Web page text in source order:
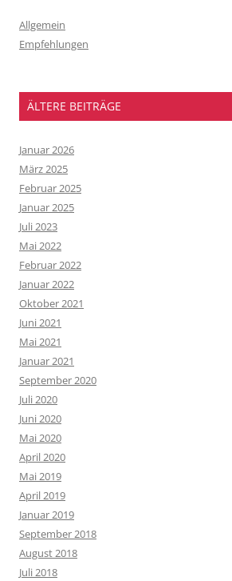
Allgemein
Empfehlungen
ÄLTERE BEITRÄGE
Januar 2026
März 2025
Februar 2025
Januar 2025
Juli 2023
Mai 2022
Februar 2022
Januar 2022
Oktober 2021
Juni 2021
Mai 2021
Januar 2021
September 2020
Juli 2020
Juni 2020
Mai 2020
April 2020
Mai 2019
April 2019
Januar 2019
September 2018
August 2018
Juli 2018